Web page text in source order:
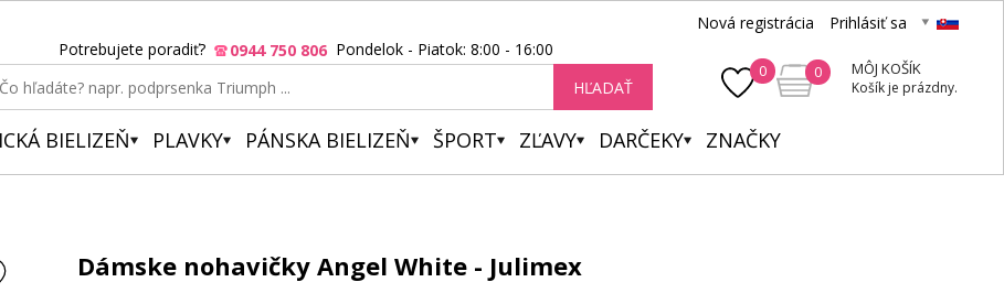
Nová registrácia Prihlásiť sa
0 0 MÔJ KOŠÍK
Košík je prázdny.
Potrebujete poradiť? 0944 750 806 Pondelok - Piatok: 8:00 - 16:00
HĽADAŤ
BIELIZEŇ PLAVKY PÁNSKA BIELIZEŇ ŠPORT ZĽAVY DARČEKY ZNAČKY
Dámske nohavičky Angel White - Julimex